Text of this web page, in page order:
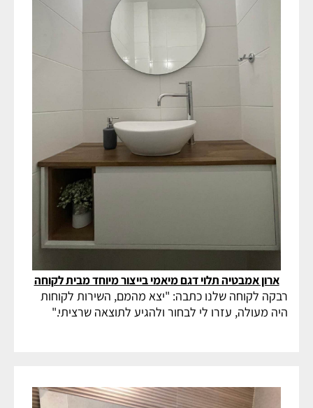
ארון אמבטיה תלוי דגם מיאמי בייצור מיוחד מבית לקוחה
רבקה לקוחה שלנו כתבה: "יצא מהמם, השירות לקוחות
היה מעולה, עזרו לי לבחור ולהגיע לתוצאה שרציתי."